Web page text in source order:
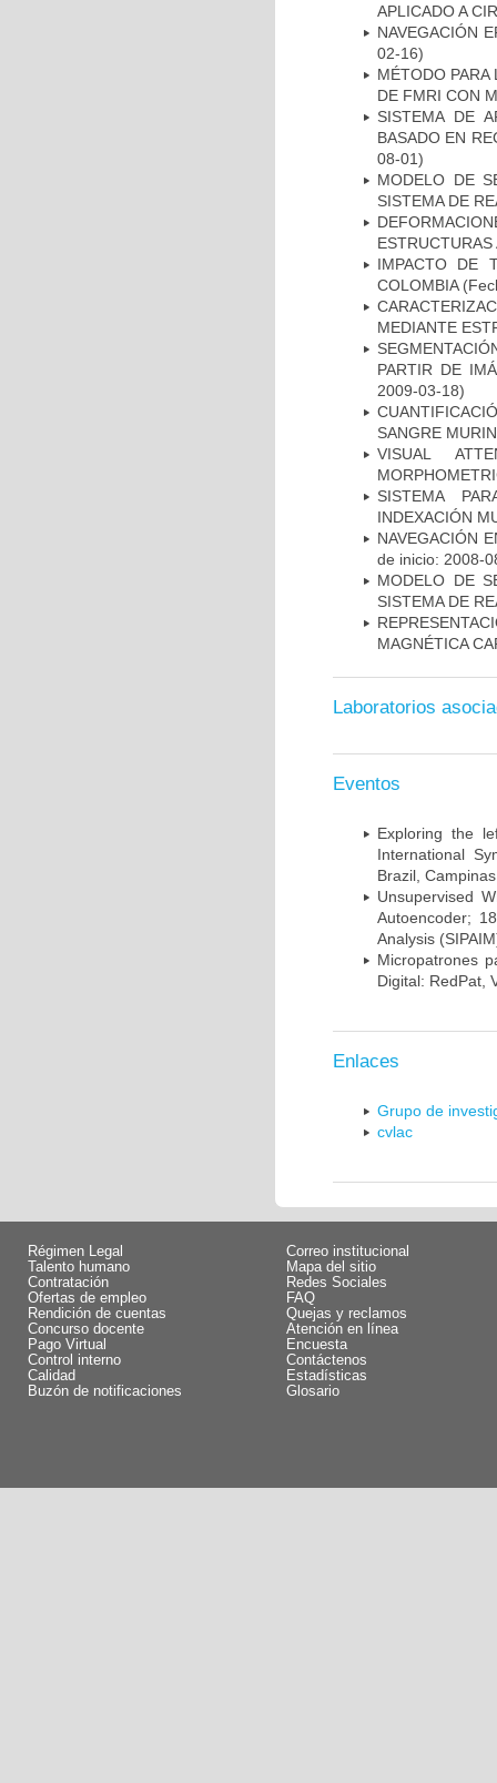
APLICADO A
NAVEGACIÓN
02-16)
MÉTODO PARA
DE FMRI CON
SISTEMA DE
BASADO EN
08-01)
MODELO DE
SISTEMA DE
IMPACTO DE
COLOMBIA
MEDIANTE
PARTIR DE
2009-03-18)
SANGRE
VISUAL
SISTEMA
INDEXACIÓN
NAVEGACIÓN
de inicio: 2008-
MODELO DE
SISTEMA DE
MAGNÉTICA
Laboratorios
Eventos
Exploring the
International
Brazil,
Unsupervised
Autoencoder;
Analysis
Micropatrones
Digital: RedPat,
Enlaces
Grupo de
cvlac
Régimen Legal
Talento humano
Contratación
Ofertas de empleo
Rendición de cuentas
Concurso docente
Pago Virtual
Control interno
Calidad
Buzón de notificaciones
Correo institucional
Mapa del sitio
Redes Sociales
FAQ
Quejas y reclamos
Atención en línea
Encuesta
Contáctenos
Estadísticas
Glosario